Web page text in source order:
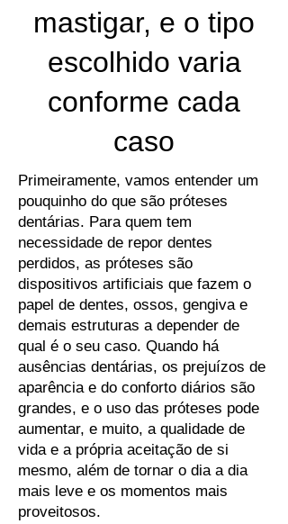
mastigar, e o tipo
escolhido varia
conforme cada
caso
Primeiramente, vamos entender um
pouquinho do que são próteses
dentárias. Para quem tem
necessidade de repor dentes
perdidos, as próteses são
dispositivos artificiais que fazem o
papel de dentes, ossos, gengiva e
demais estruturas a depender de
qual é o seu caso. Quando há
ausências dentárias, os prejuízos de
aparência e do conforto diários são
grandes, e o uso das próteses pode
aumentar, e muito, a qualidade de
vida e a própria aceitação de si
mesmo, além de tornar o dia a dia
mais leve e os momentos mais
proveitosos.